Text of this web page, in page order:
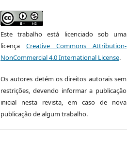
Este trabalho está licenciado sob uma
licençaCreative Commons Attribution-
NonCommercial 4.0 International License.
Os autores detém os direitos autorais sem
restrições, devendo informar a publicação
inicial nesta revista, em caso de nova
publicação de algum trabalho.